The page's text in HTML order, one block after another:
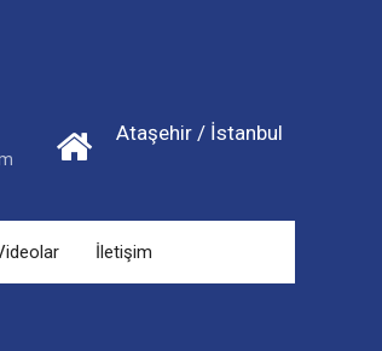
Ataşehir / İstanbul
İletişim